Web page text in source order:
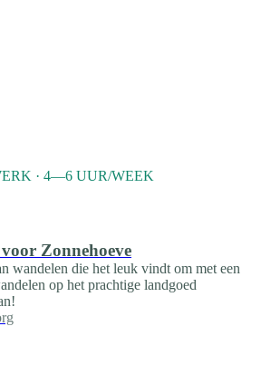
· 4—6 UUR/WEEK
Zonnehoeve
wandelen die het leuk vindt om met een
op het prachtige landgoed